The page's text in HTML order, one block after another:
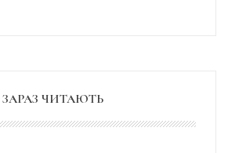
ЗАРАЗ ЧИТАЮТЬ